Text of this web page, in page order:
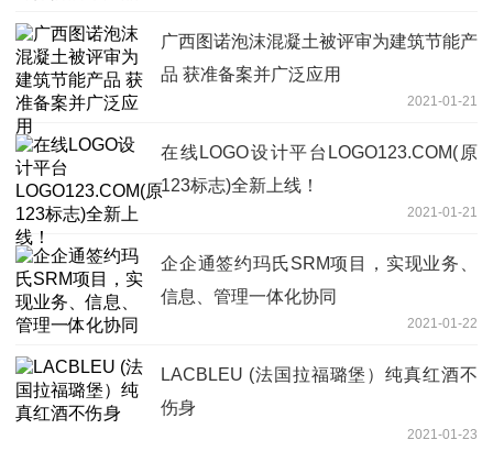
广西图诺泡沫混凝土被评审为建筑节能产
品 获准备案并广泛应用
2021-01-21
在线LOGO设计平台LOGO123.COM(原
123标志)全新上线！
2021-01-21
企企通签约玛氏SRM项目，实现业务、
信息、管理一体化协同
2021-01-22
LACBLEU (法国拉福璐堡）纯真红酒不
伤身
2021-01-23